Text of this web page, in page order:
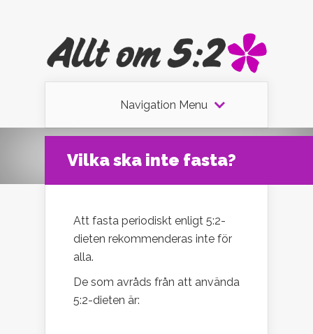
Navigation Menu
Vilka ska inte fasta?
Att fasta periodiskt enligt 5:2-
dieten rekommenderas inte för
alla.
De som avråds från att använda
5:2-dieten är: